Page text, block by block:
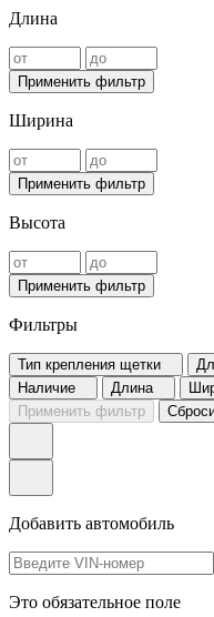
Длина
Применить фильтр
Ширина
Применить фильтр
Высота
Применить фильтр
Фильтры
Тип крепления щетки
Наличие
Длина
Применить фильтр
Добавить автомобиль
Это обязательное поле